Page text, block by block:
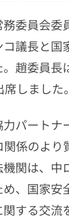
委員会
議長と国
趙委員
しました。
パートナ
係のよ
関は、
、国家
する交流